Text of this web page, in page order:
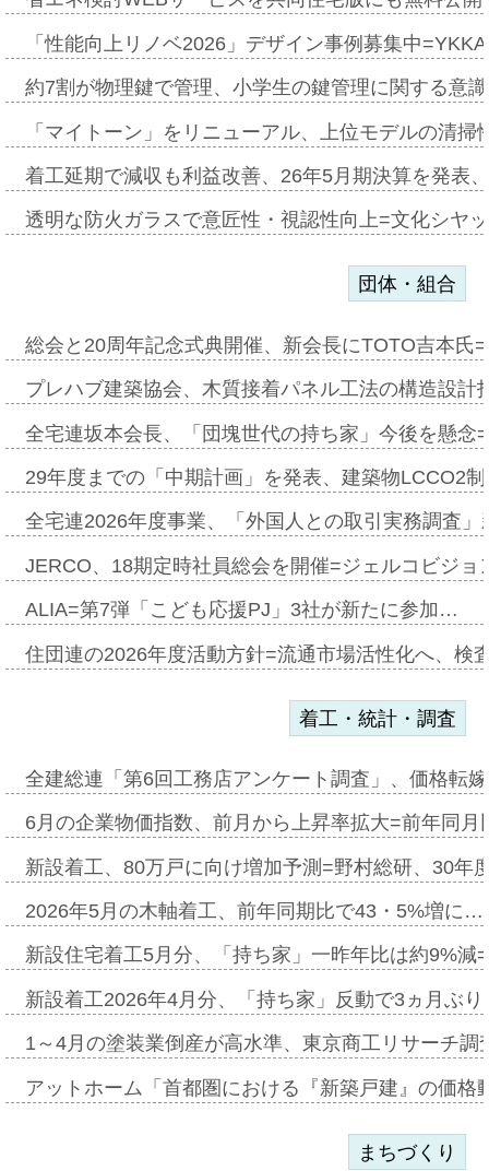
「性能向上リノベ2026」デザイン事例募集中
約7割が物理鍵で管理、小学生の鍵管理に関する意
「マイトーン」をリニューアル、上位モデルの清
着工延期で減収も利益改善、26年5月期決算を発表
透明な防火ガラスで意匠性・視認性向上=文化シヤ
団体・組合
総会と20周年記念式典開催、新会長にTOTO吉本氏
プレハブ建築協会、木質接着パネル工法の構造設
全宅連坂本会長、「団塊世代の持ち家」今後を懸
29年度までの「中期計画」を発表、建築物LCCO2
全宅連2026年度事業、「外国人との取引実務調査
JERCO、18期定時社員総会を開催=ジェルコビジ
ALIA=第7弾「こども応援PJ」3社が新たに参加…
住団連の2026年度活動方針=流通市場活性化へ、検
着工・統計・調査
全建総連「第6回工務店アンケート調査」、価格転
6月の企業物価指数、前月から上昇率拡大=前年同
新設着工、80万戸に向け増加予測=野村総研、30年
2026年5月の木軸着工、前年同期比で43・5%増に…
新設住宅着工5月分、「持ち家」一昨年比は約9%
新設着工2026年4月分、「持ち家」反動で3ヵ月ぶ
1～4月の塗装業倒産が高水準、東京商工リサーチ
アットホーム「首都圏における『新築戸建』の価
まちづくり